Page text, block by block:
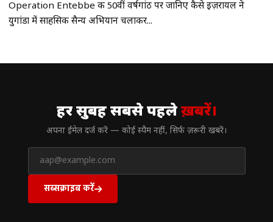
Operation Entebbe की 50वीं वर्षगांठ पर जानिए कैसे इज़रायल ने
युगांडा में साहसिक सैन्य अभियान चलाकर...
हर सुबह सबसे पहलेख़बरें।
अपना ईमेल दर्ज करें — कोई स्पैम नहीं, सिर्फ ज़रूरी खबरें।
सब्सक्राइब करें